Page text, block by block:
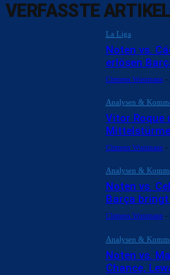
VERFASSTE ARTIKEL
La Liga
Noten vs.
erlösen
Clemens Wustmann -
Analysen &
Vitor Roque
Clemens Wustmann -
Analysen &
Noten vs.
Barça
Clemens Wustmann -
Analysen &
Noten vs.
Chance,